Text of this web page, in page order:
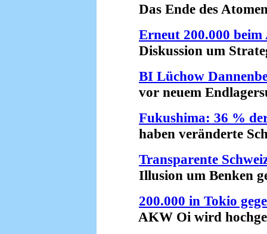
Das Ende des
Erneut 200.000
Diskussion um
BI Lüchow
vor neuem
Fukushima: 36 %
haben veränderte
Transparente
Illusion um Benken
200.000 in Tokio
AKW Oi wird